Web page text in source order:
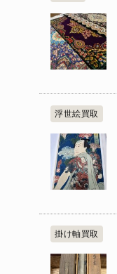
浮世絵買取
掛け軸買取